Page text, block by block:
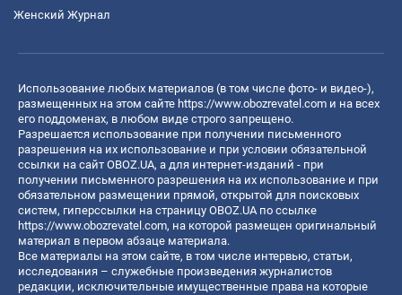
Женский Журнал
Использование любых материалов (в том числе фото- и видео-),
размещенных на этом сайте https://www.obozrevatel.com и на всех
его поддоменах, в любом виде строго запрещено.
Разрешается использование при получении письменного
разрешения на их использование и при условии обязательной
ссылки на сайт OBOZ.UA, а для интернет-изданий - при
получении письменного разрешения на их использование и при
обязательном размещении прямой, открытой для поисковых
систем, гиперссылки на страницу OBOZ.UA по ссылке
https://www.obozrevatel.com, на которой размещен оригинальный
материал в первом абзаце материала.
Все материалы на этом сайте, в том числе интервью, статьи,
исследования – служебные произведения журналистов
редакции, исключительные имущественные права на которые